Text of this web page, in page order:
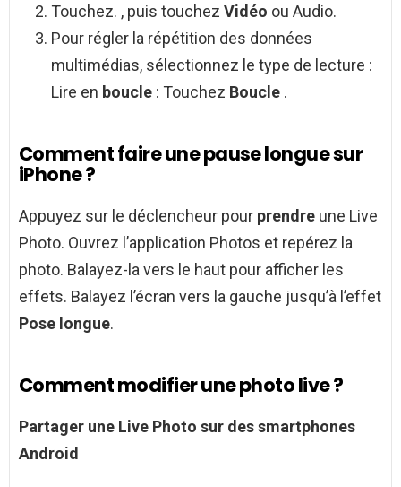
Touchez. , puis touchez Vidéo ou Audio.
Pour régler la répétition des données
multimédias, sélectionnez le type de lecture :
Lire en boucle : Touchez Boucle .
Comment faire une pause longue sur
iPhone ?
Appuyez sur le déclencheur pour prendre une Live
Photo. Ouvrez l’application Photos et repérez la
photo. Balayez-la vers le haut pour afficher les
effets. Balayez l’écran vers la gauche jusqu’à l’effet
Pose longue.
Comment modifier une photo live ?
Partager une Live Photo sur des smartphones
Android